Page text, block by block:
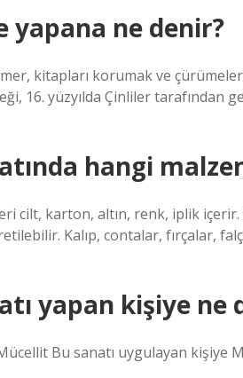
yapana ne denir?
kitapları korumak ve
16. yüzyılda Çinliler
hangi
cilt, karton, altın, renk, iplik
Kalıp, contalar, fırçalar,
yapan kişiye ne
Bu sanatı uygulayan kişiye